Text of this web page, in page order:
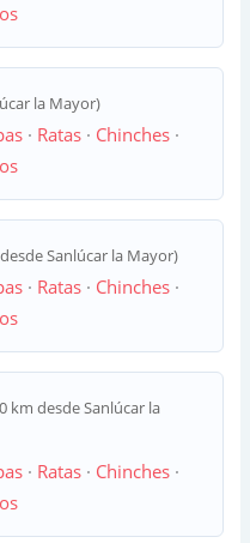
la Mayor)
· Ratas · Chinches ·
Sanlúcar la Mayor)
· Ratas · Chinches ·
km desde Sanlúcar la
· Ratas · Chinches ·